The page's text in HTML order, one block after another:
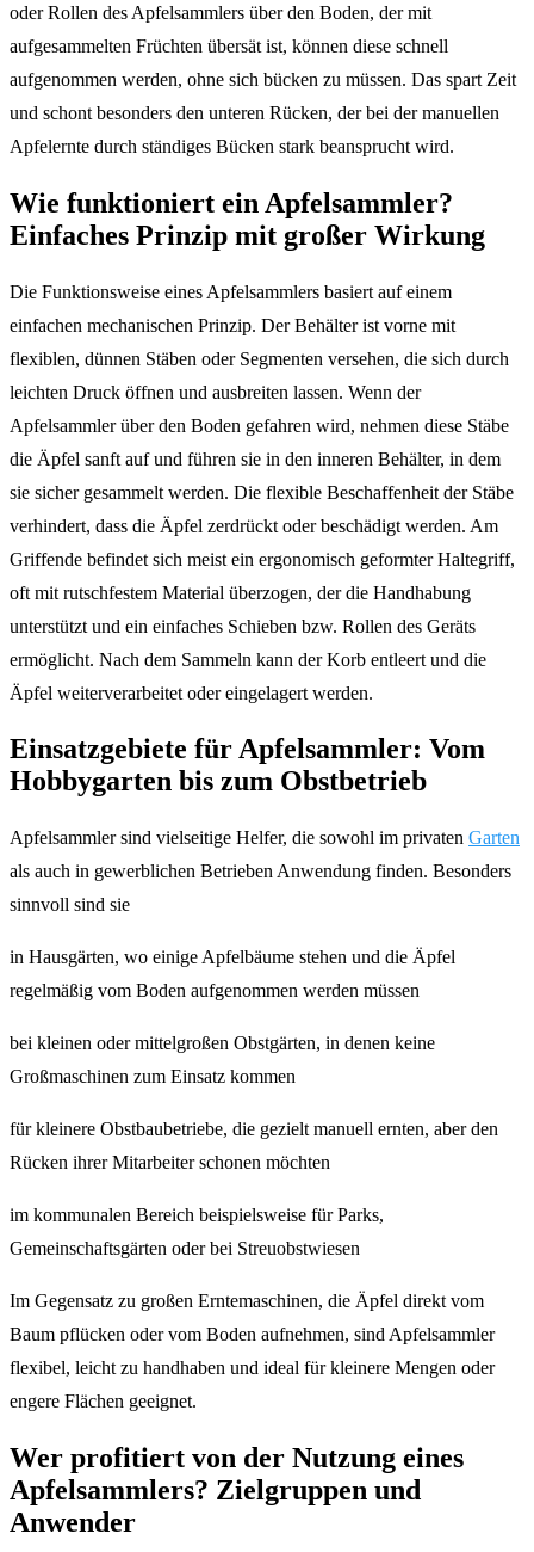
oder Rollen des Apfelsammlers über den Boden, der mit
aufgesammelten Früchten übersät ist, können diese schnell
aufgenommen werden, ohne sich bücken zu müssen. Das spart Zeit
und schont besonders den unteren Rücken, der bei der manuellen
Apfelernte durch ständiges Bücken stark beansprucht wird.
Wie funktioniert ein Apfelsammler?
Einfaches Prinzip mit großer Wirkung
Die Funktionsweise eines Apfelsammlers basiert auf einem
einfachen mechanischen Prinzip. Der Behälter ist vorne mit
flexiblen, dünnen Stäben oder Segmenten versehen, die sich durch
leichten Druck öffnen und ausbreiten lassen. Wenn der
Apfelsammler über den Boden gefahren wird, nehmen diese Stäbe
die Äpfel sanft auf und führen sie in den inneren Behälter, in dem
sie sicher gesammelt werden. Die flexible Beschaffenheit der Stäbe
verhindert, dass die Äpfel zerdrückt oder beschädigt werden. Am
Griffende befindet sich meist ein ergonomisch geformter Haltegriff,
oft mit rutschfestem Material überzogen, der die Handhabung
unterstützt und ein einfaches Schieben bzw. Rollen des Geräts
ermöglicht. Nach dem Sammeln kann der Korb entleert und die
Äpfel weiterverarbeitet oder eingelagert werden.
Einsatzgebiete für Apfelsammler: Vom
Hobbygarten bis zum Obstbetrieb
Apfelsammler sind vielseitige Helfer, die sowohl im privaten Garten
als auch in gewerblichen Betrieben Anwendung finden. Besonders
sinnvoll sind sie
in Hausgärten, wo einige Apfelbäume stehen und die Äpfel
regelmäßig vom Boden aufgenommen werden müssen
bei kleinen oder mittelgroßen Obstgärten, in denen keine
Großmaschinen zum Einsatz kommen
für kleinere Obstbaubetriebe, die gezielt manuell ernten, aber den
Rücken ihrer Mitarbeiter schonen möchten
im kommunalen Bereich beispielsweise für Parks,
Gemeinschaftsgärten oder bei Streuobstwiesen
Im Gegensatz zu großen Erntemaschinen, die Äpfel direkt vom
Baum pflücken oder vom Boden aufnehmen, sind Apfelsammler
flexibel, leicht zu handhaben und ideal für kleinere Mengen oder
engere Flächen geeignet.
Wer profitiert von der Nutzung eines
Apfelsammlers? Zielgruppen und
Anwender